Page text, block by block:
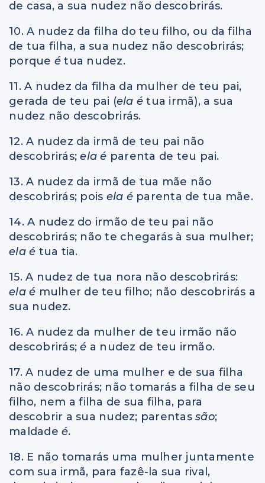
de casa, a sua nudez não descobrirás.
10. A nudez da filha do teu filho, ou da filha
de tua filha, a sua nudez não descobrirás;
porque étua nudez.
11. A nudez da filha da mulher de teu pai,
gerada de teu pai (ela étua irmã), a sua
nudez não descobrirás.
12. A nudez da irmã de teu pai não
descobrirás;ela é parenta de teu pai.
13. A nudez da irmã de tua mãe não
descobrirás; pois ela é parenta de tua mãe.
14. A nudez do irmão de teu pai não
descobrirás; não te chegarás à sua mulher;
ela é tua tia.
15. A nudez de tua nora não descobrirás:
ela é mulher de teu filho; não descobrirás a
sua nudez.
16. A nudez da mulher de teu irmão não
descobrirás;é a nudez de teu irmão.
17. A nudez de uma mulher e de sua filha
não descobrirás; não tomarás a filha de seu
filho, nem a filha de sua filha, para
descobrir a sua nudez; parentas são;
maldade é.
18. E não tomarás uma mulher juntamente
com sua irmã, para fazê-la sua rival,